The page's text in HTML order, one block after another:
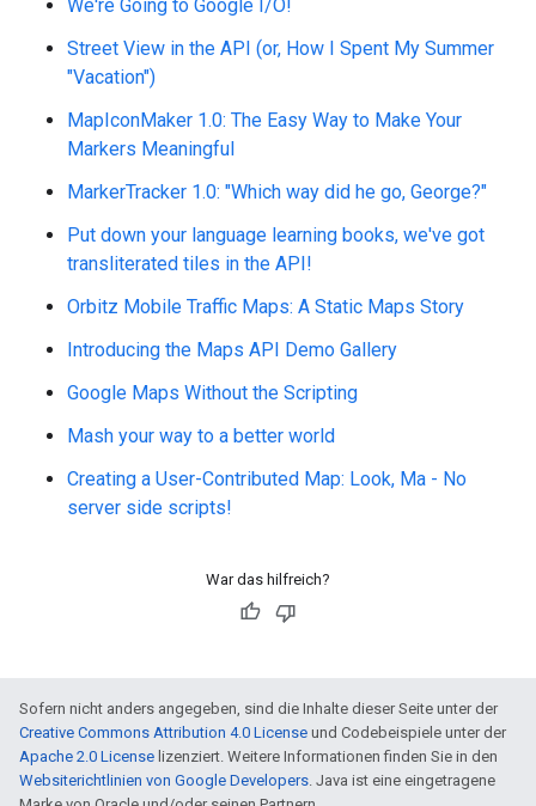
War das hilfreich?
Sofern nicht anders angegeben, sind die Inhalte dieser Seite unter der
Creative Commons Attribution 4.0 License und Codebeispiele unter der
Apache 2.0 License lizenziert. Weitere Informationen finden Sie in den
Websiterichtlinien von Google Developers. Java ist eine eingetragene